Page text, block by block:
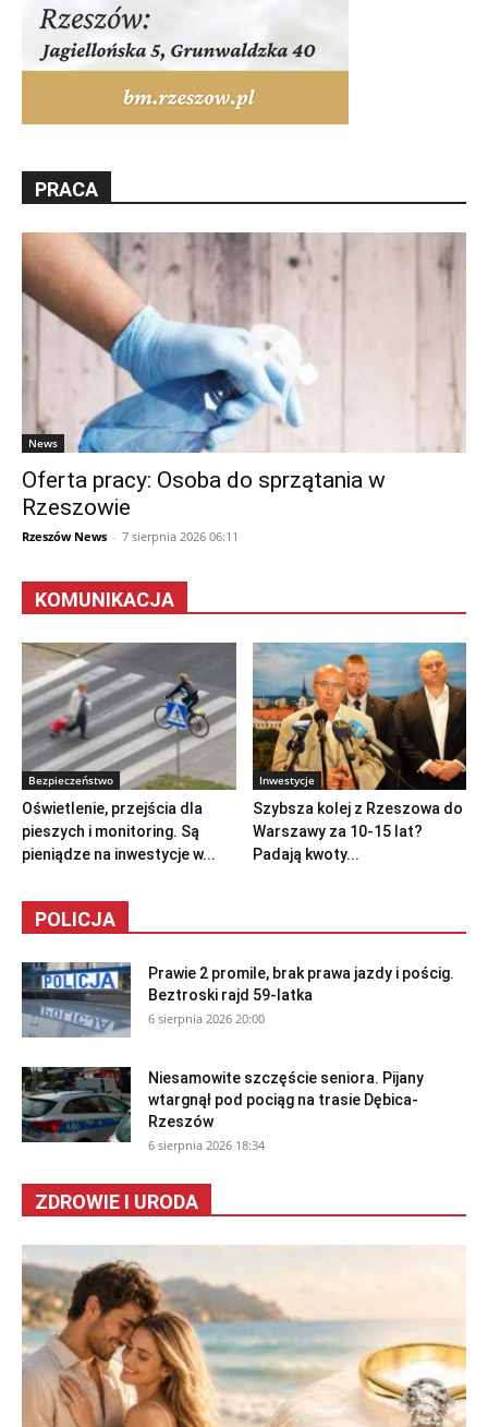
PRACA
News
Oferta pracy: Osoba do sprzątania w
Rzeszowie
Rzeszów News - 7 sierpnia 2026 06:11
KOMUNIKACJA
Bezpieczeństwo
Oświetlenie, przejścia dla
pieszych i monitoring. Są
pieniądze na inwestycje w...
Inwestycje
Szybsza kolej z Rzeszowa do
Warszawy za 10-15 lat?
Padają kwoty...
POLICJA
Prawie 2 promile, brak prawa jazdy i pościg.
Beztroski rajd 59-latka
6 sierpnia 2026 20:00
Niesamowite szczęście seniora. Pijany
wtargnął pod pociąg na trasie Dębica-
Rzeszów
6 sierpnia 2026 18:34
ZDROWIE I URODA